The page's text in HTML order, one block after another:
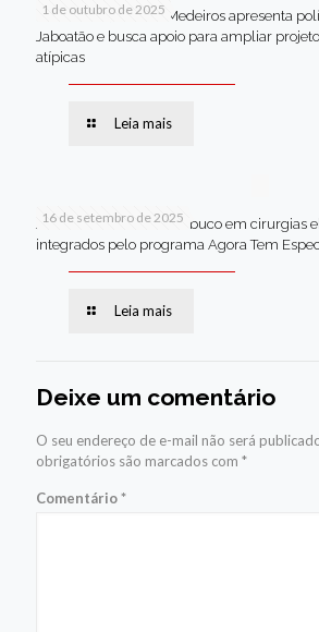
1 de outubro de 2025
Em Brasília, Andréa Medeiros apresenta
Jaboatão e busca apoio para ampliar
atípicas
Leia mais
16 de setembro de 2025
Jaboatão lidera Pernambuco em cirurgias
integrados pelo programa Agora Tem
Leia mais
Deixe um comentário
O seu endereço de e-mail não será
obrigatórios são marcados com *
Comentário*